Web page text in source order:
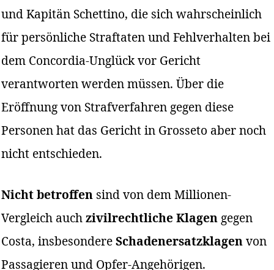
und Kapitän Schettino, die sich wahrscheinlich
für persönliche Straftaten und Fehlverhalten bei
dem Concordia-Unglück vor Gericht
verantworten werden müssen. Über die
Eröffnung von Strafverfahren gegen diese
Personen hat das Gericht in Grosseto aber noch
nicht entschieden.
Nicht betroffen sind von dem Millionen-
Vergleich auchzivilrechtliche Klagen gegen
Costa, insbesondereSchadenersatzklagenvon
Passagieren und Opfer-Angehörigen.